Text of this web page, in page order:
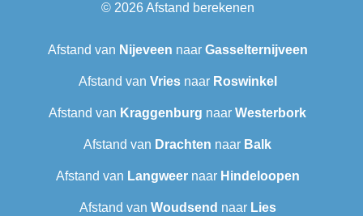
© 2026Afstand berekenen
Afstand van Nijeveen naar Gasselternijveen
Afstand van Vriesnaar Roswinkel
Afstand van Kraggenburg naar Westerbork
Afstand van Drachten naar Balk
Afstand van Langweer‎naar Hindeloopen
Afstand van Woudsend naar Lies